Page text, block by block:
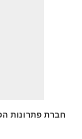
חברת פתרונות